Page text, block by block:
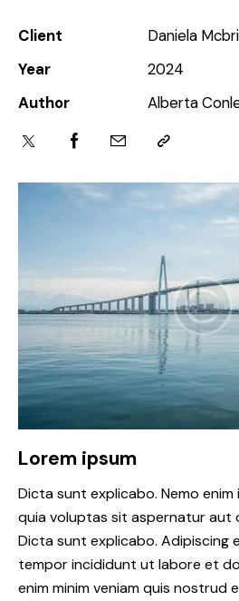
Client
Daniela
Year
2024
Author
Alberta
Lorem ipsum
Dicta sunt explicabo. Nemo
quia voluptas sit aspernatur aut
Dicta sunt explicabo. Adipiscing
tempor incididunt ut labore et
enim minim veniam quis nostrud